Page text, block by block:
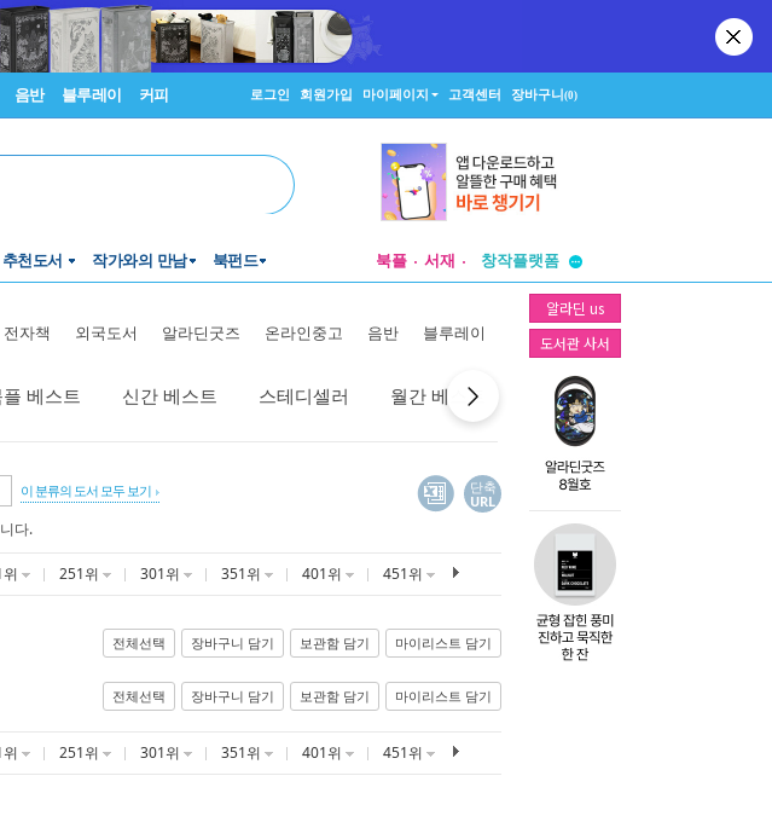
음반 블루레이 커피 로그인 회원가입 마이페이지 고객센터 장바구니(0)
추천도서 작가와의 만남 북펀드 북플 서재
창작플랫폼
투비컨티뉴드
알라딘 us
도서관 사서
전자책 외국도서 알라딘굿즈 온라인중고 음반 블루레이
플 베스트 신간 베스트 스테디셀러 월간 베스트 역대 베스트
이 분류의 도서 모두 보기
단축
URL
다.
251위 301위 351위 401위 451위
전체선택 장바구니 담기 보관함 담기 마이리스트 담기
전체선택 장바구니 담기 보관함 담기 마이리스트 담기
251위 301위 351위 401위 451위